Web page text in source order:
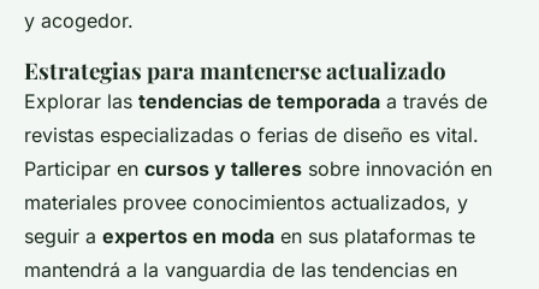
y acogedor.
Estrategias para mantenerse actualizado
Explorar las tendencias de temporada a través de
revistas especializadas o ferias de diseño es vital.
Participar en cursos y talleres sobre innovación en
materiales provee conocimientos actualizados, y
seguir a expertos en moda en sus plataformas te
mantendrá a la vanguardia de las tendencias en